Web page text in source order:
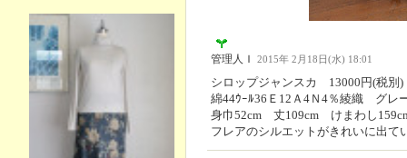
管理人Ｉ 2015年 2月18日(水) 18:01
シロップジャンスカ 13000円(税別)
綿44ｳｰﾙ36Ｅ12Ａ4Ｎ4％綾織 グレ
身巾52cm 丈109cm けまわし
フレアのシルエットがきれいに出て